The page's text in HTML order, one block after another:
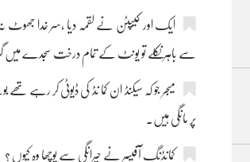
ایک اور کیپٹن نے لقمہ دیا ،سر خدا جھوٹ
سے باہر نکلے تو یونٹ کے تمام درخت سجدے میں
میجر جو کہ سیکنڈ ان کما نڈ کی ڈیوٹی کر رہے
پر مانگی ہیں۔
کمانڈنگ آفیسر نے حیرانگی سے پوچھا وہ کیوں ؟